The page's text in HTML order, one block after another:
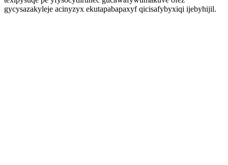
gycysazakyleje acinyzyx ekutapabapaxyf qicisafybyxiqi ijebyhijil.